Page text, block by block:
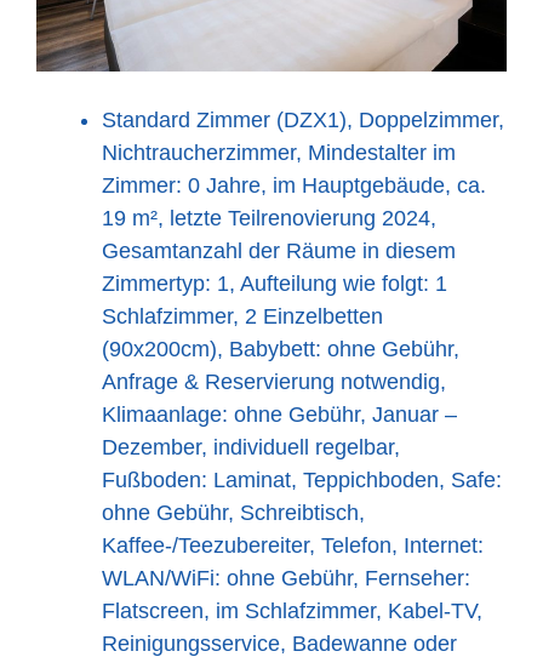
Standard Zimmer (DZX1), Doppelzimmer,
Nichtraucherzimmer, Mindestalter im
Zimmer: 0 Jahre, im Hauptgebäude, ca.
19 m², letzte Teilrenovierung 2024,
Gesamtanzahl der Räume in diesem
Zimmertyp: 1, Aufteilung wie folgt: 1
Schlafzimmer, 2 Einzelbetten
(90x200cm), Babybett: ohne Gebühr,
Anfrage & Reservierung notwendig,
Klimaanlage: ohne Gebühr, Januar –
Dezember, individuell regelbar,
Fußboden: Laminat, Teppichboden, Safe:
ohne Gebühr, Schreibtisch,
Kaffee-/Teezubereiter, Telefon, Internet:
WLAN/WiFi: ohne Gebühr, Fernseher:
Flatscreen, im Schlafzimmer, Kabel-TV,
Reinigungsservice, Badewanne oder